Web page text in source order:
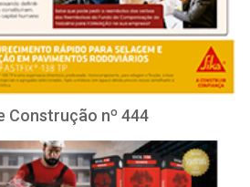
Construção nº 444